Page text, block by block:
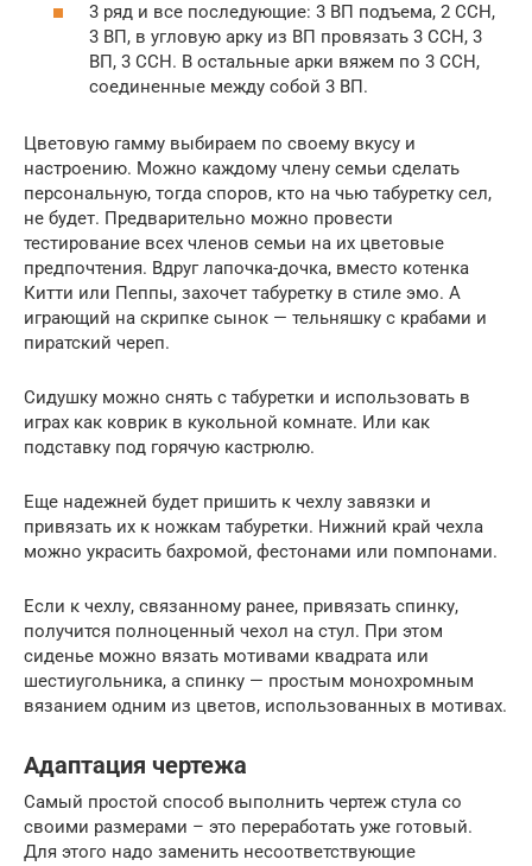
3 ряд и все последующие: 3 ВП подъема, 2 ССН,
3 ВП, в угловую арку из ВП провязать 3 ССН, 3
ВП, 3 ССН. В остальные арки вяжем по 3 ССН,
соединенные между собой 3 ВП.
Цветовую гамму выбираем по своему вкусу и
настроению. Можно каждому члену семьи сделать
персональную, тогда споров, кто на чью табуретку сел,
не будет. Предварительно можно провести
тестирование всех членов семьи на их цветовые
предпочтения. Вдруг лапочка-дочка, вместо котенка
Китти или Пеппы, захочет табуретку в стиле эмо. А
играющий на скрипке сынок — тельняшку с крабами и
пиратский череп.
Сидушку можно снять с табуретки и использовать в
играх как коврик в кукольной комнате. Или как
подставку под горячую кастрюлю.
Еще надежней будет пришить к чехлу завязки и
привязать их к ножкам табуретки. Нижний край чехла
можно украсить бахромой, фестонами или помпонами.
Если к чехлу, связанному ранее, привязать спинку,
получится полноценный чехол на стул. При этом
сиденье можно вязать мотивами квадрата или
шестиугольника, а спинку — простым монохромным
вязанием одним из цветов, использованных в мотивах.
Адаптация чертежа
Самый простой способ выполнить чертеж стула со
своими размерами – это переработать уже готовый.
Для этого надо заменить несоответствующие